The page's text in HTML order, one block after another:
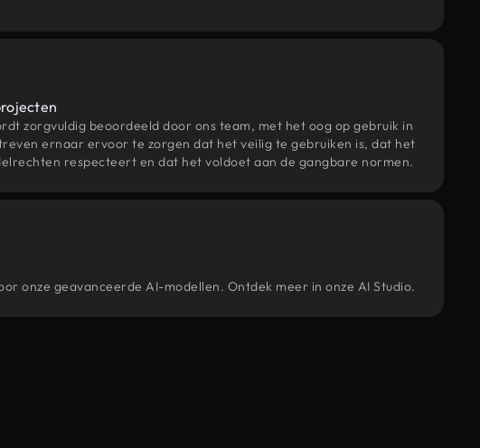
zorgvuldig beoordeeld door ons team, met het oog op gebruik in
ernaar ervoor te zorgen dat het veilig te gebruiken is, dat het
respecteert en dat het voldoet aan de gangbare normen.
onze geavanceerde AI-modellen. Ontdek meer in onze AI Studio.